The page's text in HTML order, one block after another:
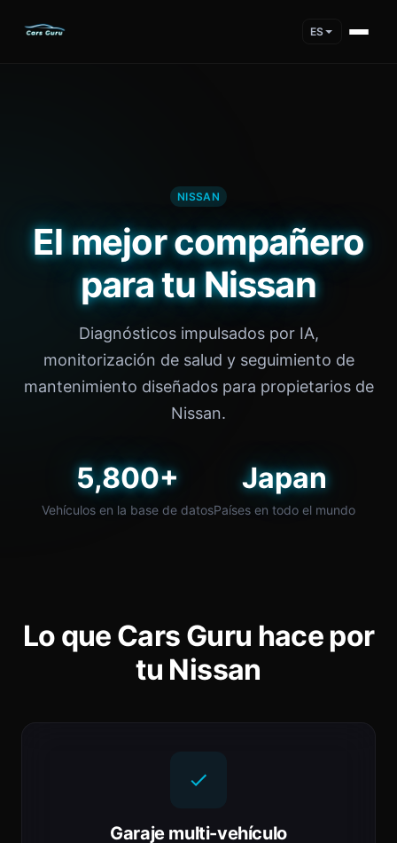
ES
NISSAN
El mejor compañero
para tu Nissan
Diagnósticos impulsados por IA,
monitorización de salud y seguimiento de
mantenimiento diseñados para propietarios de
Nissan.
5,800+
Vehículos en la base de datos
Japan
Países en todo el mundo
Lo que Cars Guru hace por
tu Nissan
Garaje multi-vehículo